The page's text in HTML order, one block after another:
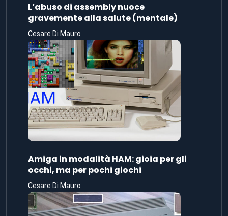
L’abuso di assembly nuoce
gravemente alla salute (mentale)
Cesare Di Mauro
Amiga in modalità HAM: gioia per gli
occhi, ma per pochi giochi
Cesare Di Mauro